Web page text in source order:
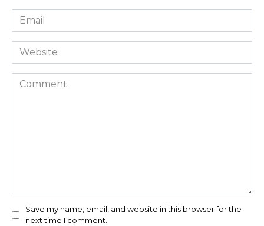
Email
*
Website
Comment
Save my name, email, and website in this browser for the
next time I comment.